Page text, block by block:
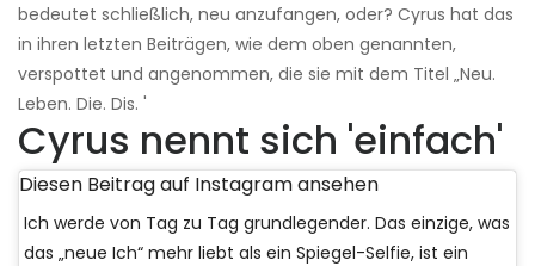
bedeutet schließlich, neu anzufangen, oder? Cyrus hat das
in ihren letzten Beiträgen, wie dem oben genannten,
verspottet und angenommen, die sie mit dem Titel „Neu.
Leben. Die. Dis. '
Cyrus nennt sich 'einfach'
Diesen Beitrag auf Instagram ansehen
Ich werde von Tag zu Tag grundlegender. Das einzige, was
das „neue Ich“ mehr liebt als ein Spiegel-Selfie, ist ein